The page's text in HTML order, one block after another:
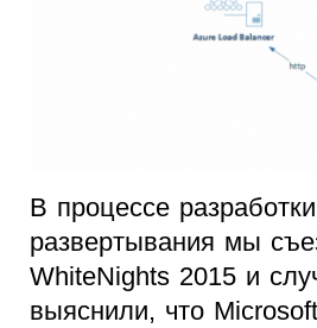
В процессе
развертывания мы
WhiteNights 2015 и
выяснили, что